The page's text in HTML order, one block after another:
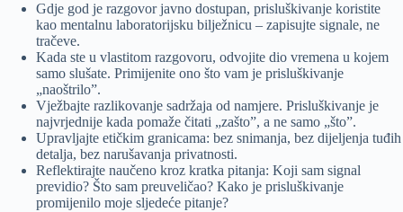
Gdje god je razgovor javno dostupan, prisluškivanje koristite
kao mentalnu laboratorijsku bilježnicu – zapisujte signale, ne
tračeve.
Kada ste u vlastitom razgovoru, odvojite dio vremena u kojem
samo slušate. Primijenite ono što vam je prisluškivanje
„naoštrilo”.
Vježbajte razlikovanje sadržaja od namjere. Prisluškivanje je
najvrjednije kada pomaže čitati „zašto”, a ne samo „što”.
Upravljajte etičkim granicama: bez snimanja, bez dijeljenja tuđih
detalja, bez narušavanja privatnosti.
Reflektirajte naučeno kroz kratka pitanja: Koji sam signal
previdio? Što sam preuveličao? Kako je prisluškivanje
promijenilo moje sljedeće pitanje?